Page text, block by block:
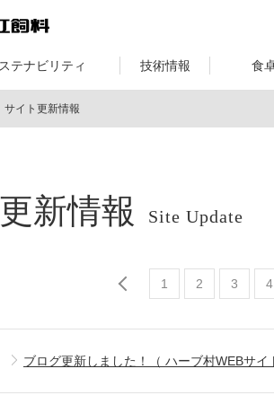
テナビリティ 技術情報 食
サイト更新情報
新情報 Site Update
1 2 3 4
ブログ更新しました！（ ハーブ村WEBサイ